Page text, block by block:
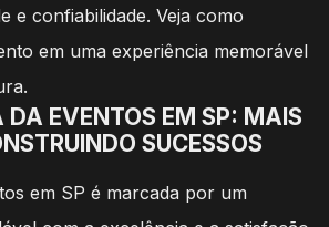
e confiabilidade. Veja como
em uma experiência memorável
DA EVENTOS EM SP: MAIS
SUCESSOS
em SP é marcada por um